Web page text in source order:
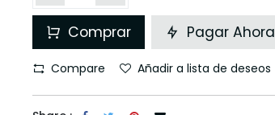
Comprar Pagar Ahora
Compare Añadir a lista de deseos